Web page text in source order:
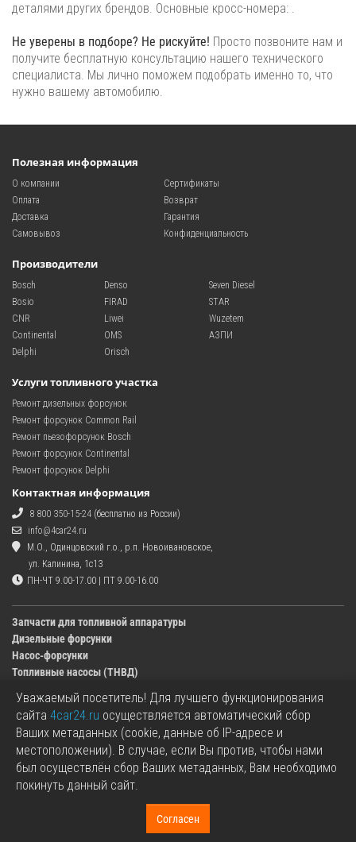
деталями других брендов. Основные кросс-номера: .
Не уверены в подборе? Не рискуйте! Просто позвоните нам и
получите бесплатную консультацию нашего технического
специалиста. Мы лично поможем подобрать именно то, что
нужно вашему автомобилю.
Полезная информация
О компании
Оплата
Доставка
Самовывоз
Сертификаты
Возврат
Гарантия
Конфиденциальность
Производители
Bosch
Bosio
CNR
Continental
Delphi
Denso
FIRAD
Liwei
OMS
Orisch
Seven Diesel
STAR
Wuzetem
АЗПИ
Услуги топливного участка
Ремонт дизельных форсунок
Ремонт форсунок Common Rail
Ремонт пьезофорсунок Bosch
Ремонт форсунок Continental
Ремонт форсунок Delphi
Контактная информация
8 800 350-15-24 (бесплатно из России)
info@4car24.ru
М.О., Одинцовский г.о., р.п. Новоивановское,
ул. Калинина, 1с13
ПН-ЧТ 9.00-17.00 | ПТ 9.00-16.00
Запчасти для топливной аппаратуры
Дизельные форсунки
Насос-форсунки
Топливные насосы (ТНВД)
Изображения деталей, представленных в каталоге на сайте, могут отличаться от
оригиналов.
Информация о цене запчасти, указанная в каталоге на сайте, может отличаться от
фактической к моменту оформления заказа.
Все используемые товарные знаки являются собственностью их владельцев.
Названия марок, бренды и логотипы используются исключительно в
«4car24.ru - топливная аппаратура» © 2017 - 2026
+7 499 350-15-24
Уважаемый посетитель! Для лучшего функционирования
сайта 4car24.ru осуществляется автоматический сбор
Ваших метаданных (cookie, данные об IP-адресе и
местоположении). В случае, если Вы против, чтобы нами
был осуществлён сбор Ваших метаданных, Вам необходимо
покинуть данный сайт.
Согласен